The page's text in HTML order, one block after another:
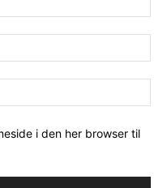
i den her browser til